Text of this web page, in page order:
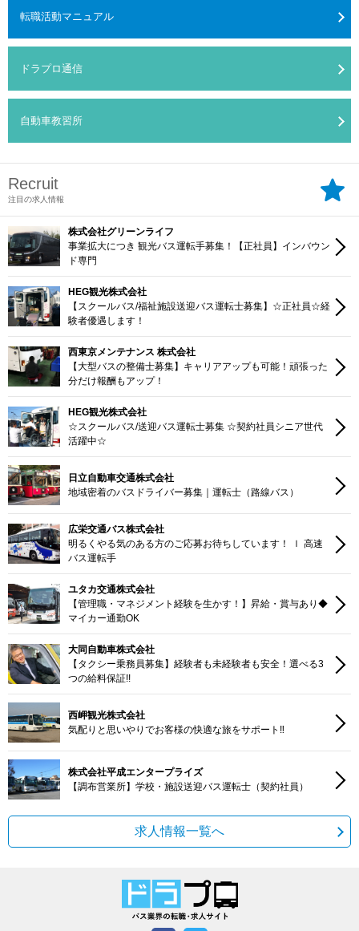
転職活動マニュアル
ドラプロ通信
自動車教習所
Recruit
注目の求人情報
株式会社グリーンライフ
事業拡大につき 観光バス運転手募集！【正社員】インバウン
ド専門
HEG観光株式会社
【スクールバス/福祉施設送迎バス運転士募集】☆正社員☆経
験者優遇します！
西東京メンテナンス 株式会社
【大型バスの整備士募集】キャリアアップも可能！頑張った
分だけ報酬もアップ！
HEG観光株式会社
☆スクールバス/送迎バス運転士募集 ☆契約社員シニア世代
活躍中☆
日立自動車交通株式会社
地域密着のバスドライバー募集｜運転士（路線バス）
広栄交通バス株式会社
明るくやる気のある方のご応募お待ちしています！ ｌ 高速
バス運転手
ユタカ交通株式会社
【管理職・マネジメント経験を生かす！】昇給・賞与あり◆
マイカー通勤OK
大同自動車株式会社
【タクシー乗務員募集】経験者も未経験者も安全！選べる3
つの給料保証!!
西岬観光株式会社
気配りと思いやりでお客様の快適な旅をサポート‼
株式会社平成エンタープライズ
【調布営業所】学校・施設送迎バス運転士（契約社員）
求人情報一覧へ